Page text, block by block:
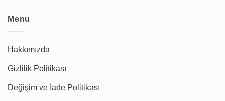
Menu
Hakkımızda
Gizlilik Politikası
Değişim ve İade Politikası